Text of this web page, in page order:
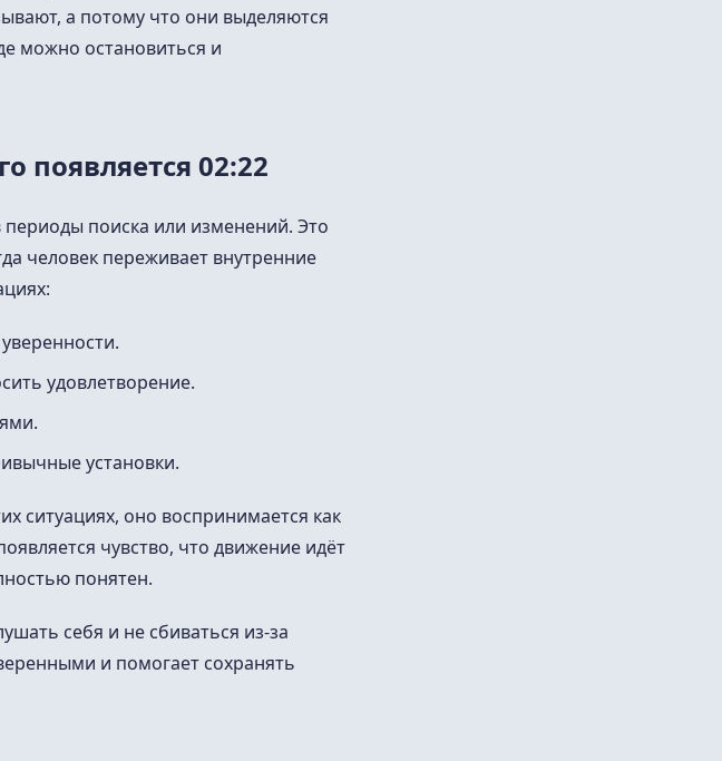
а потому что они выделяются
можно остановиться и
появляется 02:22
периоды поиска или изменений. Это
человек переживает внутренние
удовлетворение.
установки.
ситуациях, оно воспринимается как
чувство, что движение идёт
понятен.
себя и не сбиваться из-за
и помогает сохранять